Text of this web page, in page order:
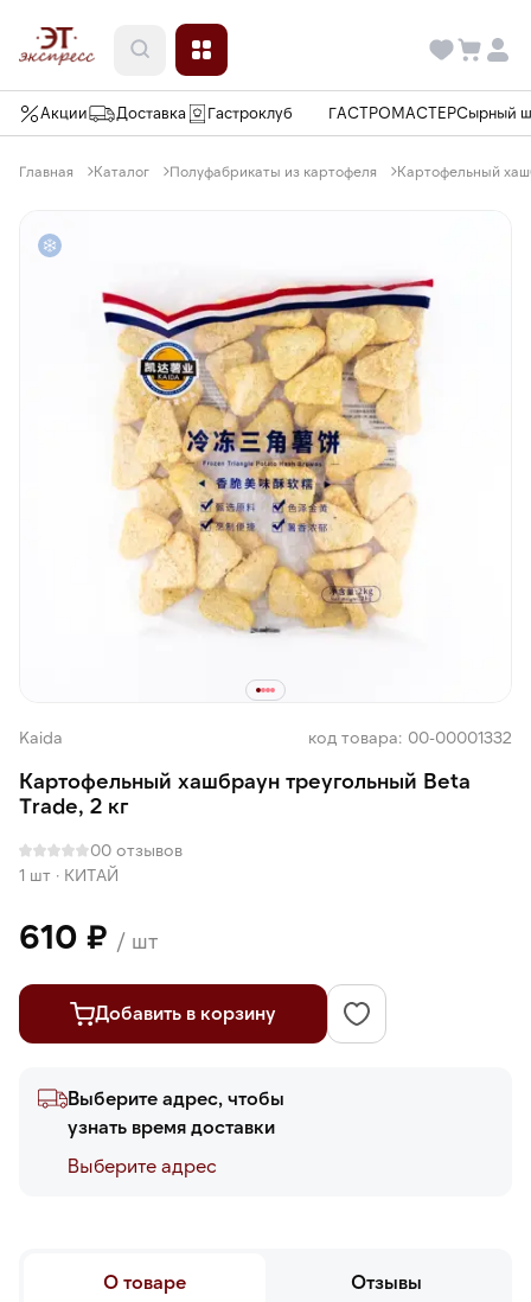
Акции Доставка Гастроклуб ГАСТРОМАСТЕРСырный
Главная Каталог Полуфабрикаты из картофеля Картофельный
Kaida код товара: 00-00001332
Картофельный хашбраун треугольный Beta
Trade, 2 кг
00 отзывов
1 шт · КИТАЙ
610 ₽ / шт
Добавить в корзину
Выберите адрес, чтобы
узнать время доставки
Выберите адреc
О товаре Отзывы